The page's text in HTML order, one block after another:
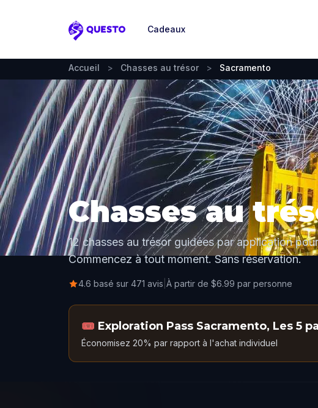
Questo
Cadeaux
Accueil > Chasses au trésor > Sacramento
Chasses au
12 chasses au trésor guidées par application
Commencez à tout moment. Sans réservation.
4.6 basé sur 471 avis À partir de $6.99 par personne
🎟️ Exploration Pass Sacramento, Les 5
Économisez 20% par rapport à l'achat individuel